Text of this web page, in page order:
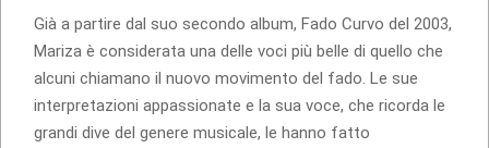
Già a partire dal suo secondo album, Fado Curvo del 2003,
Mariza è considerata una delle voci più belle di quello che
alcuni chiamano il nuovo movimento del fado. Le sue
interpretazioni appassionate e la sua voce, che ricorda le
grandi dive del genere musicale, le hanno fatto